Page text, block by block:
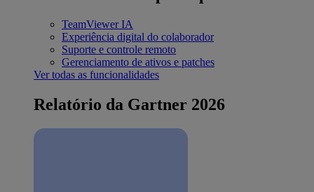
TeamViewer IA
Experiência digital do colaborador
Suporte e controle remoto
Gerenciamento de ativos e patches
Ver todas as funcionalidades
Relatório da Gartner 2026